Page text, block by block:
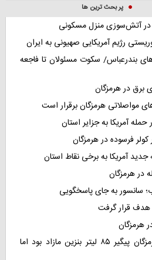
پر بحث ترین ها
رژیم آمریکایی صهیونی به ایران
بندرعباس/ سکوت مسئولان تا فاجعه
برق در هرمزگان
مواصلاتی هرمزگان برقرار است
آمریکا به جزایر استان
جدید آمریکا به برخی نقاط استان
سانسور به جای پاسخگویی
هدف قرار گرفت
نماینده مجلس: استاندار هرمزگان پیگیر ۸۵ لیتر بنزین مازاد بود اما